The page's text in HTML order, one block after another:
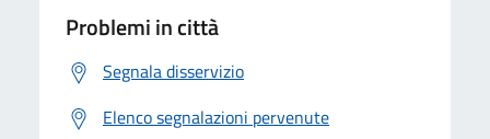
Problemi in città
Segnala disservizio
Elenco segnalazioni pervenute